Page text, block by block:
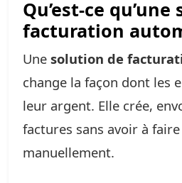
Qu’est-ce
facturation
Une solution de
change la façon dont les
leur argent. Elle crée,
factures sans avoir à
manuellement.